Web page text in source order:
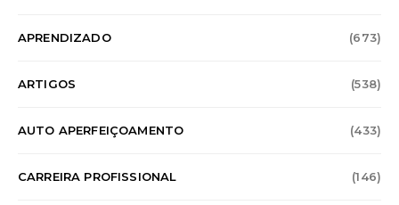
APRENDIZADO (673)
ARTIGOS (538)
AUTO APERFEIÇOAMENTO (433)
CARREIRA PROFISSIONAL (146)